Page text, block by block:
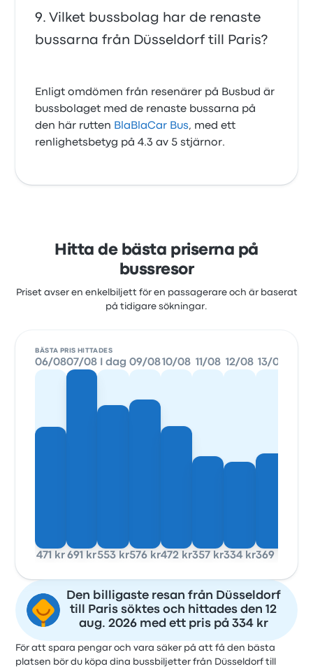
Vilket bussbolag har de renaste
bussarna från Düsseldorf till Paris?
Enligt omdömen från resenärer på Busbud är
bussbolaget med de renaste bussarna på
den här rutten BlaBlaCar Bus, med ett
renlighetsbetyg på 4.3 av 5 stjärnor.
Hitta de bästa priserna på
bussresor
Priset avser en enkelbiljett för en passagerare och är baserat
på tidigare sökningar.
BÄSTA PRIS HITTADES
06/08
471 kr
07/08
691 kr
I dag
553 kr
09/08
576 kr
10/08
472 kr
11/08
357 kr
12/08
334 kr
13/08
369 kr
Den billigaste resan från Düsseldorf
till Paris söktes och hittades den 12
aug. 2026 med ett pris på 334 kr
För att spara pengar och vara säker på att få den bästa
platsen bör du köpa dina bussbiljetter från Düsseldorf till